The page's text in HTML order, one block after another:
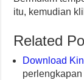
itu, kemudian
Related
Download